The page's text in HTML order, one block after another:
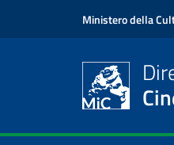
Ministero della